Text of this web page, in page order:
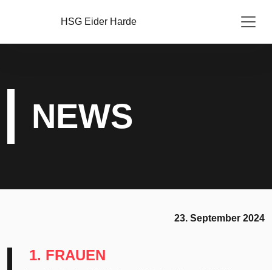
HSG Eider Harde
NEWS
23. September 2024
1. FRAUEN